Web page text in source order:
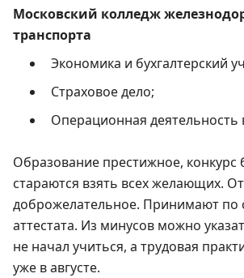
Московский колледж
транспорта
Экономика и бухгалтерский
Страховое дело;
Операционная деятельность
Образование престижное,
стараются взять всех желающих.
доброжелательное. Принимают по
аттестата. Из минусов можно
не начал учиться, а трудовая
уже в августе.